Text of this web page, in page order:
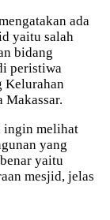
ada
yaitu salah
bidang
peristiwa
Kelurahan
Makassar.
ingin melihat
yang
yaitu
mesjid, jelas